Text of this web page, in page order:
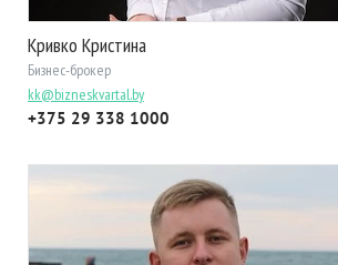
Кривко Кристина
Бизнес-брокер
kk@bizneskvartal.by
+375 29 338 1000